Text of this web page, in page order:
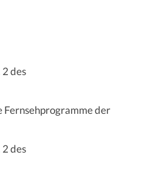
2 des
der
2 des